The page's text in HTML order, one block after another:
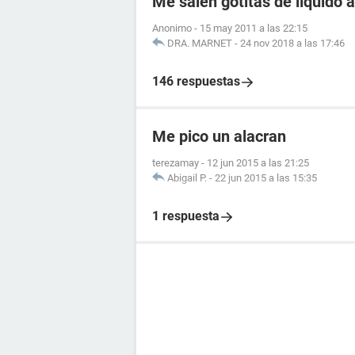
Anonimo - 15 may 2011 a las 22:15
DRA. MARNET - 24 nov 2018 a las 17:46
146 respuestas
Me pico un alacran
terezamay - 12 jun 2015 a las 21:25
Abigail P. - 22 jun 2015 a las 15:35
1 respuesta